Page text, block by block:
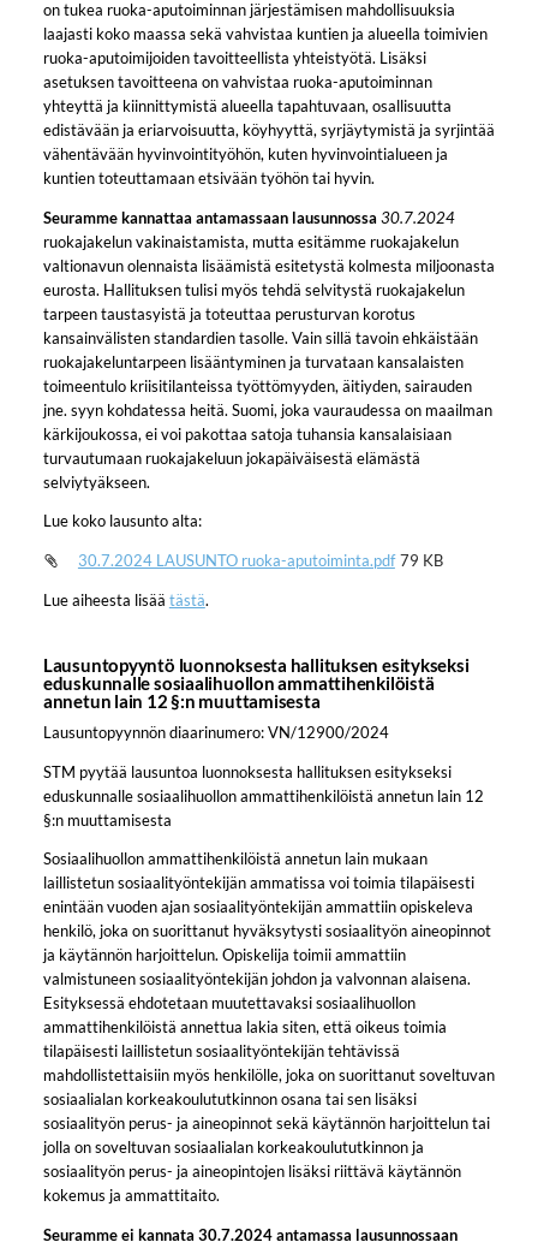
on tukea ruoka-aputoiminnan järjestämisen mahdollisuuksia
laajasti koko maassa sekä vahvistaa kuntien ja alueella toimivien
ruoka-aputoimijoiden tavoitteellista yhteistyötä. Lisäksi
asetuksen tavoitteena on vahvistaa ruoka-aputoiminnan
yhteyttä ja kiinnittymistä alueella tapahtuvaan, osallisuutta
edistävään ja eriarvoisuutta, köyhyyttä, syrjäytymistä ja syrjintää
vähentävään hyvinvointityöhön, kuten hyvinvointialueen ja
kuntien toteuttamaan etsivään työhön tai hyvin.
Seuramme kannattaa antamassaan lausunnossa 30.7.2024
ruokajakelun vakinaistamista, mutta esitämme ruokajakelun
valtionavun olennaista lisäämistä esitetystä kolmesta miljoonasta
eurosta. Hallituksen tulisi myös tehdä selvitystä ruokajakelun
tarpeen taustasyistä ja toteuttaa perusturvan korotus
kansainvälisten standardien tasolle. Vain sillä tavoin ehkäistään
ruokajakeluntarpeen lisääntyminen ja turvataan kansalaisten
toimeentulo kriisitilanteissa työttömyyden, äitiyden, sairauden
jne. syyn kohdatessa heitä. Suomi, joka vauraudessa on maailman
kärkijoukossa, ei voi pakottaa satoja tuhansia kansalaisiaan
turvautumaan ruokajakeluun jokapäiväisestä elämästä
selviytyäkseen.
Lue koko lausunto alta:
30.7.2024 LAUSUNTO ruoka-aputoiminta.pdf 79 KB
Lue aiheesta lisää tästä.
Lausuntopyyntö luonnoksesta hallituksen esitykseksi
eduskunnalle sosiaalihuollon ammattihenkilöistä
annetun lain 12 §:n muuttamisesta
Lausuntopyynnön diaarinumero: VN/12900/2024
STM pyytää lausuntoa luonnoksesta hallituksen esitykseksi
eduskunnalle sosiaalihuollon ammattihenkilöistä annetun lain 12
§:n muuttamisesta
Sosiaalihuollon ammattihenkilöistä annetun lain mukaan
laillistetun sosiaalityöntekijän ammatissa voi toimia tilapäisesti
enintään vuoden ajan sosiaalityöntekijän ammattiin opiskeleva
henkilö, joka on suorittanut hyväksytysti sosiaalityön aineopinnot
ja käytännön harjoittelun. Opiskelija toimii ammattiin
valmistuneen sosiaalityöntekijän johdon ja valvonnan alaisena.
Esityksessä ehdotetaan muutettavaksi sosiaalihuollon
ammattihenkilöistä annettua lakia siten, että oikeus toimia
tilapäisesti laillistetun sosiaalityöntekijän tehtävissä
mahdollistettaisiin myös henkilölle, joka on suorittanut soveltuvan
sosiaalialan korkeakoulututkinnon osana tai sen lisäksi
sosiaalityön perus- ja aineopinnot sekä käytännön harjoittelun tai
jolla on soveltuvan sosiaalialan korkeakoulututkinnon ja
sosiaalityön perus- ja aineopintojen lisäksi riittävä käytännön
kokemus ja ammattitaito.
Seuramme ei kannata 30.7.2024 antamassa lausunnossaan